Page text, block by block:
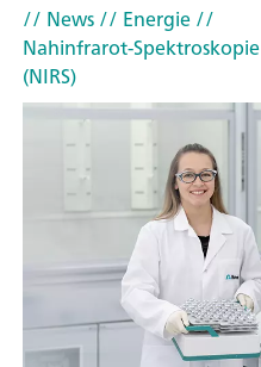
// News// Energie//
Nahinfrarot-Spektroskopie
(NIRS)